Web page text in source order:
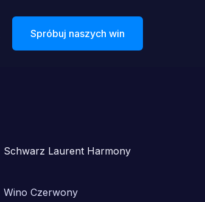
Spróbuj naszych win
Schwarz Laurent Harmony
Wino Czerwony